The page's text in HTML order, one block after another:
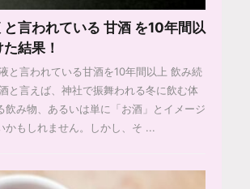
と言われている 甘酒 を10年間以
結果！
と言われている甘酒を10年間以上 飲み続
と言えば、神社で振舞われる冬に飲む体
飲み物、あるいは単に「お酒」とイメージ
かもしれません。しかし、そ ...